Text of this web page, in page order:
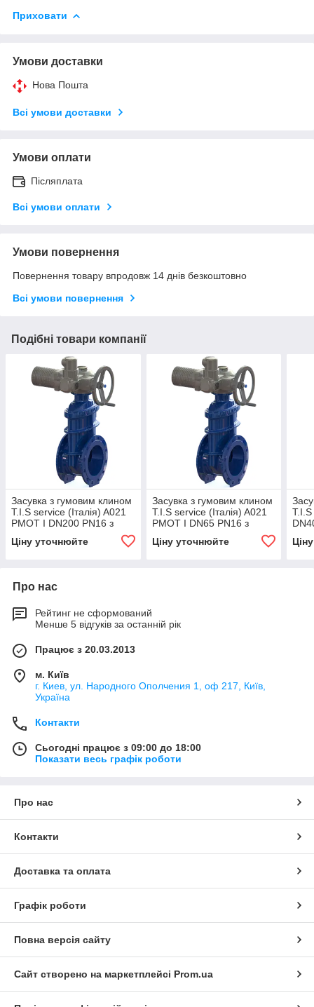
Приховати
Умови доставки
Нова Пошта
Всі умови доставки
Умови оплати
Післяплата
Всі умови оплати
Умови повернення
Повернення товару впродовж 14 днів безкоштовно
Всі умови повернення
Подібні товари компанії
Засувка з гумовим клином
T.I.S service (Італія) A021
PMOT I DN200 PN16 з
електроприводом AUMA
SA10.2
Ціну уточнюйте
Засувка з гумовим клином
T.I.S service (Італія) A021
PMOT I DN65 PN16 з
електроприводом AUMA
SA07.6
Ціну уточнюйте
Про нас
Рейтинг не сформований
Менше 5 відгуків за останній рік
Працює з 20.03.2013
м. Київ
г. Киев, ул. Народного Ополчения 1, оф 217, Київ,
Україна
Контакти
Сьогодні працює з 09:00 до 18:00
Показати весь графік роботи
Про нас
Контакти
Доставка та оплата
Графік роботи
Повна версія сайту
Сайт створено на маркетплейсі Prom.ua